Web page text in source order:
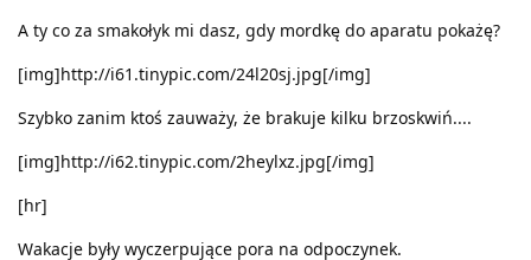
A ty co za smakołyk mi dasz, gdy mordkę do aparatu pokażę?
[img]http://i61.tinypic.com/24l20sj.jpg[/img]
Szybko zanim ktoś zauważy, że brakuje kilku brzoskwiń....
[img]http://i62.tinypic.com/2heylxz.jpg[/img]
[hr]
Wakacje były wyczerpujące pora na odpoczynek.